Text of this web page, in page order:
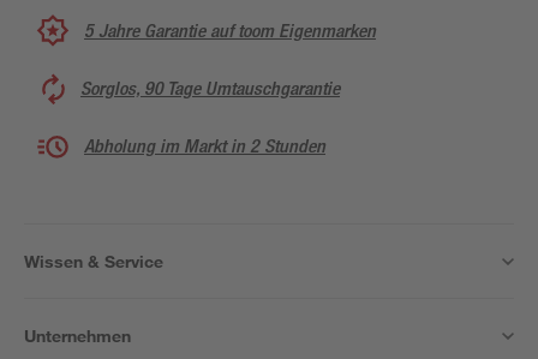
5 Jahre Garantie auf toom Eigenmarken
Sorglos, 90 Tage Umtauschgarantie
Abholung im Markt in 2 Stunden
Wissen & Service
Unternehmen